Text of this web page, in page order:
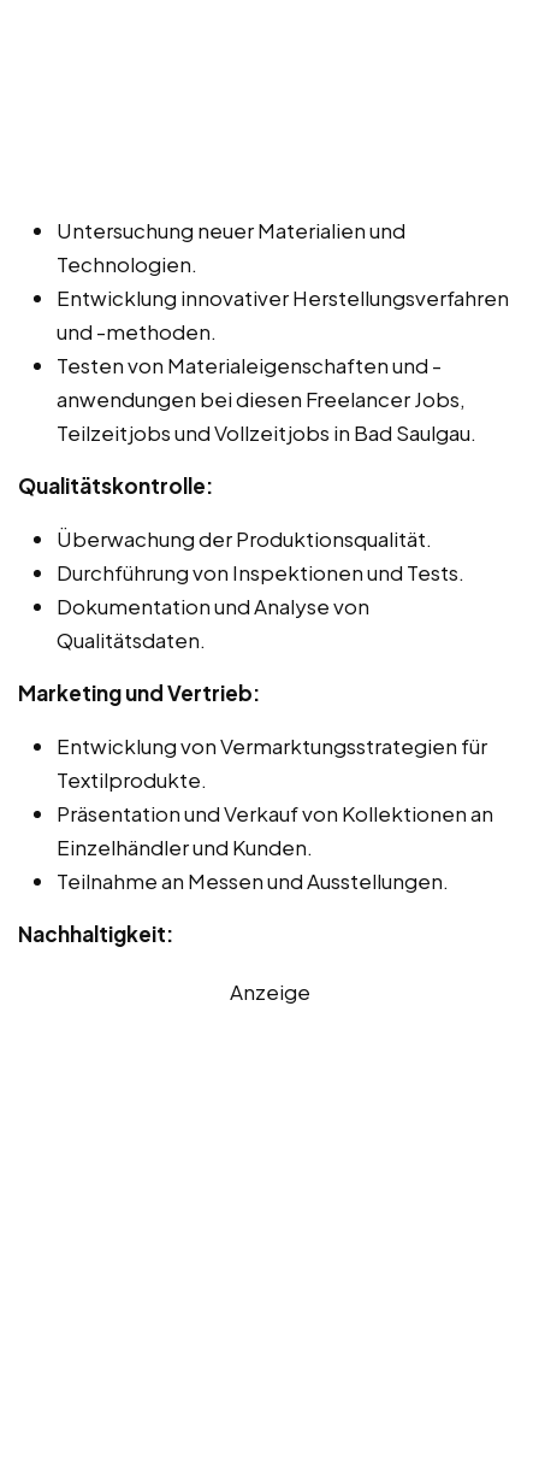
Untersuchung neuer Materialien und
Technologien.
Entwicklung innovativer Herstellungsverfahren
und -methoden.
Testen von Materialeigenschaften und -
anwendungen bei diesen Freelancer Jobs,
Teilzeitjobs und Vollzeitjobs in Bad Saulgau.
Qualitätskontrolle:
Überwachung der Produktionsqualität.
Durchführung von Inspektionen und Tests.
Dokumentation und Analyse von
Qualitätsdaten.
Marketing und Vertrieb:
Entwicklung von Vermarktungsstrategien für
Textilprodukte.
Präsentation und Verkauf von Kollektionen an
Einzelhändler und Kunden.
Teilnahme an Messen und Ausstellungen.
Nachhaltigkeit:
Anzeige